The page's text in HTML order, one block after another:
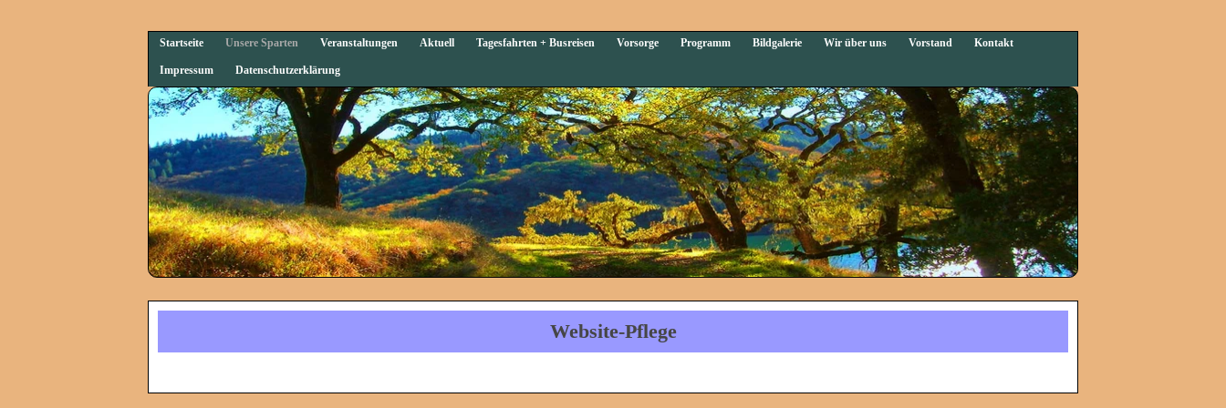
Startseite Unsere Sparten Veranstaltungen Aktuell Tagesfahrten + Busreisen Vorsorge Programm Bildgalerie Wir über uns Vorstand Kontakt
Impressum Datenschutzerklärung
Website-Pflege